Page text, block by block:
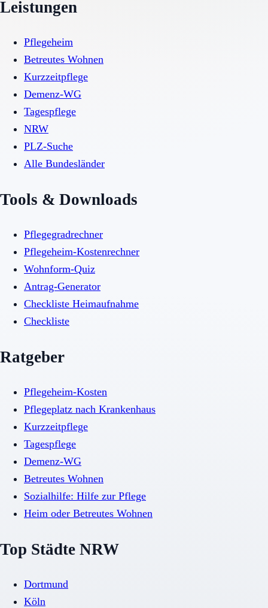
Leistungen
Pflegeheim
Betreutes Wohnen
Kurzzeitpflege
Demenz-WG
Tagespflege
NRW
PLZ-Suche
Alle Bundesländer
Tools & Downloads
Pflegegradrechner
Pflegeheim-Kostenrechner
Wohnform-Quiz
Antrag-Generator
Checkliste Heimaufnahme
Checkliste
Ratgeber
Pflegeheim-Kosten
Pflegeplatz nach Krankenhaus
Kurzzeitpflege
Tagespflege
Demenz-WG
Betreutes Wohnen
Sozialhilfe: Hilfe zur Pflege
Heim oder Betreutes Wohnen
Top Städte NRW
Dortmund
Köln